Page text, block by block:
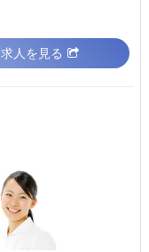
求人を見る